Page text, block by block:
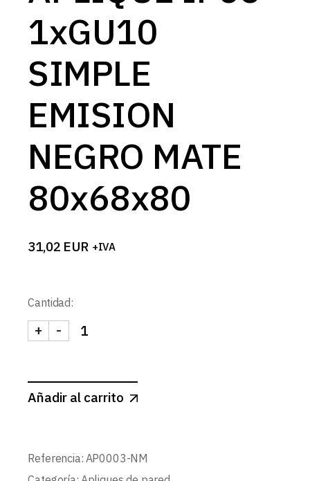
1xGU10
SIMPLE
EMISION
NEGRO MATE
80x68x80
31,02 EUR +IVA
Cantidad:
APLIQUE IP65 1xGU10 SIMPLE EMISION
-
+
Añadir al carrito
Referencia: AP0003-NM